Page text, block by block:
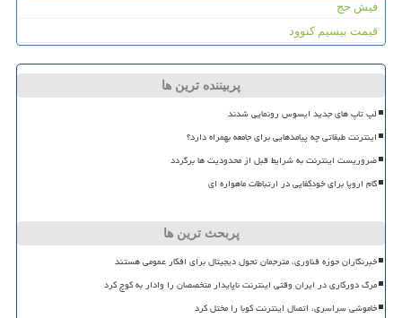
فیش حج
قیمت بیسیم کنوود
پربیننده ترین ها
لپ تاپ های جدید ایسوس رونمایی شدند
اینترنت طبقاتی چه پیامدهایی برای جامعه بهمراه دارد؟
ضروریست اینترنت به شرایط قبل از محدودیت ها برگردد
گام اروپا برای خودکفایی در ارتباطات ماهواره ای
پربحث ترین ها
خبرنگاران حوزه فناوری، مترجمان تحول دیجیتال برای افکار عمومی هستند
مرگ دورکاری در ایران وقتی اینترنت ناپایدار متخصصان را وادار به کوچ کرد
خاموشی سراسری، اتصال اینترنت کوبا را مختل کرد